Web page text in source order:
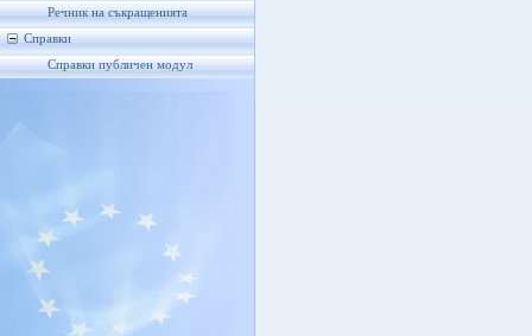
Речник на съкращенията
Справки
Справки публичен модул